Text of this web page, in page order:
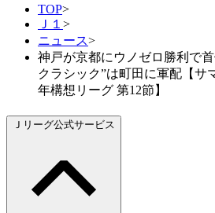
TOP>
Ｊ１ >
ニュース>
神戸が京都にウノゼロ勝利で
クラシック”は町田に軍配【サ
年構想リーグ 第12節】
Ｊリーグ公式サービス